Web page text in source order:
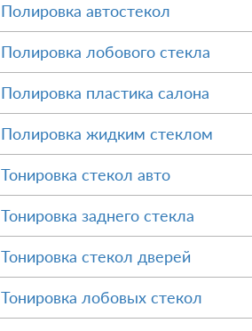
Полировка автостекол
Полировка лобового стекла
Полировка пластика салона
Полировка жидким стеклом
Тонировка стекол авто
Тонировка заднего стекла
Тонировка стекол дверей
Тонировка лобовых стекол